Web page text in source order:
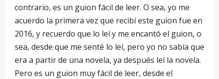
contrario, es un guion fácil de leer. O sea, yo me
acuerdo la primera vez que recibí este guion fue en
2016, y recuerdo que lo leí y me encantó el guion, o
sea, desde que me senté lo leí, pero yo no sabía que
era a partir de una novela, ya después leí la novela.
Pero es un guion muy fácil de leer, desde el